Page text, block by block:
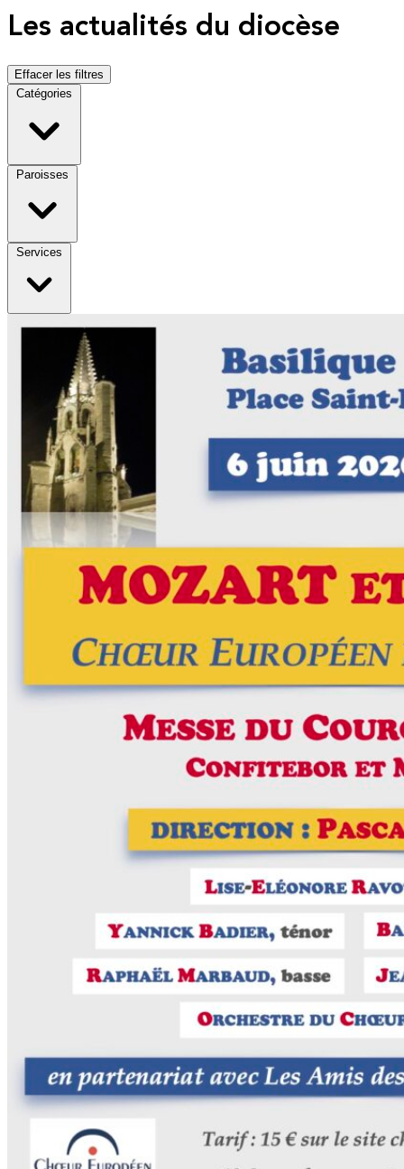
Les actualités du diocèse
Effacer les filtres
Catégories
Paroisses
Services